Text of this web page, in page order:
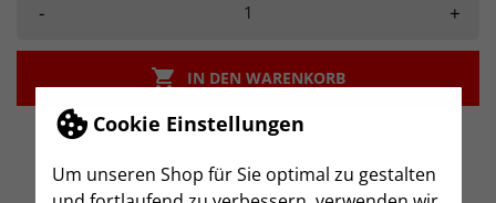
Cookie Einstellungen
Um unseren Shop für Sie optimal zu gestalten
- +
 IN DEN WARENKORB